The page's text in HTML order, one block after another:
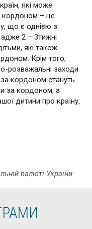
які може
кордоном – це
що є однією з
2 – 3тижні
які також
Крім того,
розважальні заходи
за кордоном стануть
за кордоном, а
дитини про країну,
валюті України